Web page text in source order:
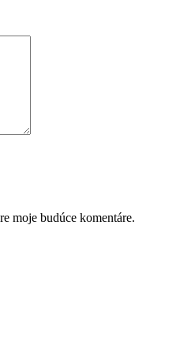
moje budúce komentáre.